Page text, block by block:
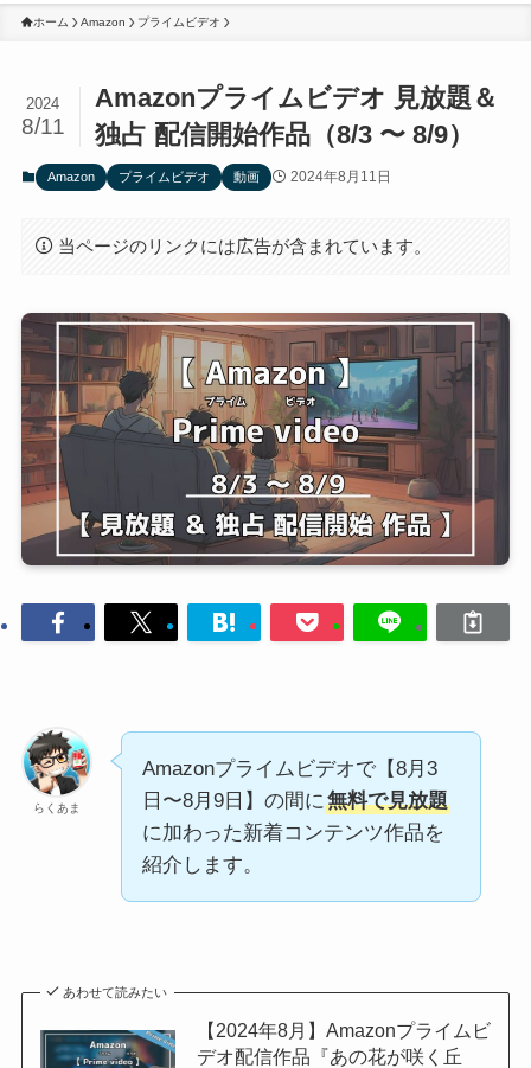
ホーム Amazon プライムビデオ
Amazonプライムビデオ 見放題＆
独占 配信開始作品（8/3 〜 8/9）
2024
8/11
Amazon プライムビデオ 動画 2024年8月11日
当ページのリンクには広告が含まれています。
らくあま
Amazonプライムビデオで【8月3
日〜8月9日】の間に無料で見放題
に加わった新着コンテンツ作品を
紹介します。
あわせて読みたい
【2024年8月】Amazonプライムビ
デオ配信作品『あの花が咲く丘